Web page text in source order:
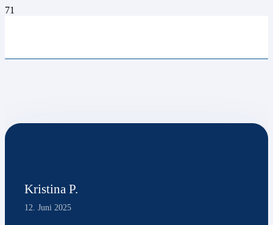
Kristina P.
12. Juni 2025